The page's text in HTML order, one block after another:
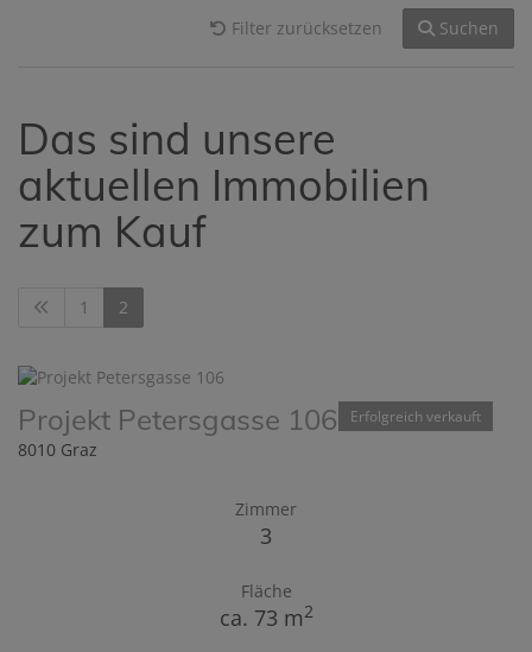
Filter zurücksetzen
Suchen
Das sind unsere
aktuellen Immobilien
zum Kauf
1 2
Erfolgreich verkauft
Projekt Petersgasse 106
8010 Graz
Zimmer
3
Fläche
ca. 73 m2